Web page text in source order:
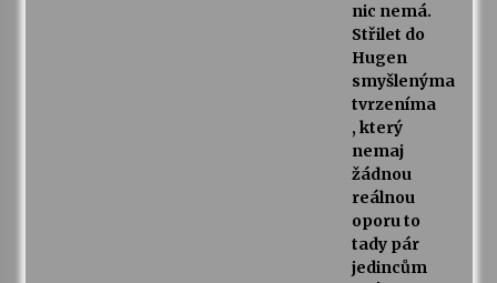
nic nemá.
Střilet do
Hugen
smyšlenýma
tvrzeníma
, který
nemaj
žádnou
reálnou
oporu to
tady pár
jedincům